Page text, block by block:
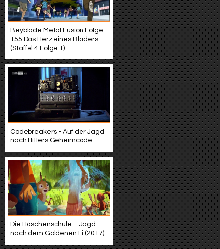
Beyblade Metal Fusion Folge
155 Das Herz eines Bladers
(Staffel 4 Folge 1)
Codebreakers - Auf der Jagd
nach Hitlers Geheimcode
Die Häschenschule – Jagd
nach dem Goldenen Ei (2017)